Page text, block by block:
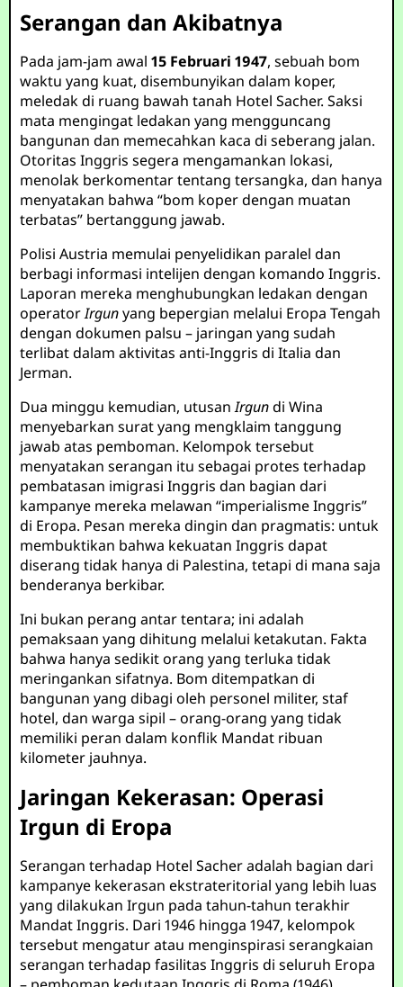
Serangan dan Akibatnya
Pada jam-jam awal15 Februari 1947, sebuah bom
waktu yang kuat, disembunyikan dalam koper,
meledak di ruang bawah tanah Hotel Sacher. Saksi
mata mengingat ledakan yang mengguncang
bangunan dan memecahkan kaca di seberang jalan.
Otoritas Inggris segera mengamankan lokasi,
menolak berkomentar tentang tersangka, dan hanya
menyatakan bahwa “bom koper dengan muatan
terbatas” bertanggung jawab.
Polisi Austria memulai penyelidikan paralel dan
berbagi informasi intelijen dengan komando Inggris.
Laporan mereka menghubungkan ledakan dengan
operatorIrgunyang bepergian melalui Eropa Tengah
dengan dokumen palsu – jaringan yang sudah
terlibat dalam aktivitas anti-Inggris di Italia dan
Jerman.
Dua minggu kemudian, utusanIrgundi Wina
menyebarkan surat yang mengklaim tanggung
jawab atas pemboman. Kelompok tersebut
menyatakan serangan itu sebagai protes terhadap
pembatasan imigrasi Inggris dan bagian dari
kampanye mereka melawan “imperialisme Inggris”
di Eropa. Pesan mereka dingin dan pragmatis: untuk
membuktikan bahwa kekuatan Inggris dapat
diserang tidak hanya di Palestina, tetapi di mana saja
benderanya berkibar.
Ini bukan perang antar tentara; ini adalah
pemaksaan yang dihitung melalui ketakutan. Fakta
bahwa hanya sedikit orang yang terluka tidak
meringankan sifatnya. Bom ditempatkan di
bangunan yang dibagi oleh personel militer, staf
hotel, dan warga sipil – orang-orang yang tidak
memiliki peran dalam konflik Mandat ribuan
kilometer jauhnya.
Jaringan Kekerasan: Operasi
Irgun di Eropa
Serangan terhadap Hotel Sacher adalah bagian dari
kampanye kekerasan ekstrateritorial yang lebih luas
yang dilakukan Irgun pada tahun-tahun terakhir
Mandat Inggris. Dari 1946 hingga 1947, kelompok
tersebut mengatur atau menginspirasi serangkaian
serangan terhadap fasilitas Inggris di seluruh Eropa